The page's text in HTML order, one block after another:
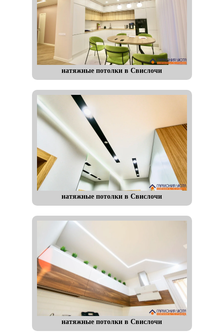
натяжные потолки в Свислочи
натяжные потолки в Свислочи
натяжные потолки в Свислочи